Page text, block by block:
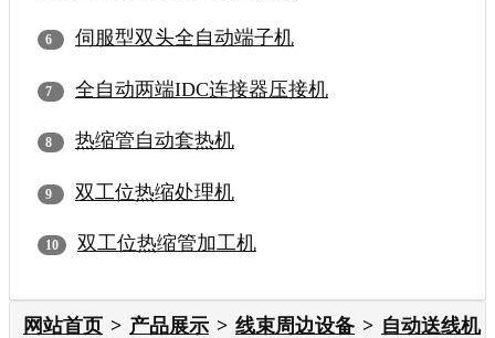
伺服型双头全自动端子机
全自动两端IDC连接器压接机
热缩管自动套热机
双工位热缩处理机
双工位热缩管加工机
网站首页 产品展示 线束周边设备 自动送线机